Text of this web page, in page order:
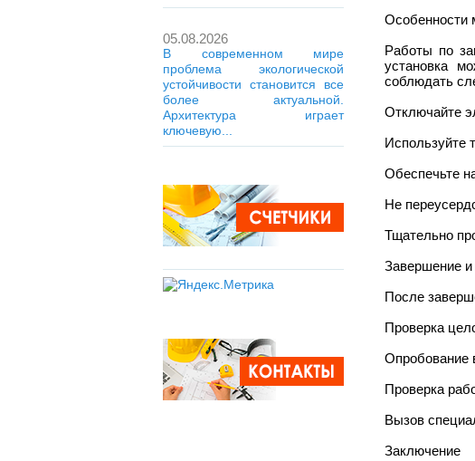
05.08.2026
В современном мире
проблема экологической
устойчивости становится все
более актуальной.
Архитектура играет
ключевую...
Особенности
Работы по
установка
соблюдать
Отключайте
Используйте
Обеспечьте
Не
Тщательно
Завершение и
После
Проверка
Опробование
Проверка
Вызов
Заключение